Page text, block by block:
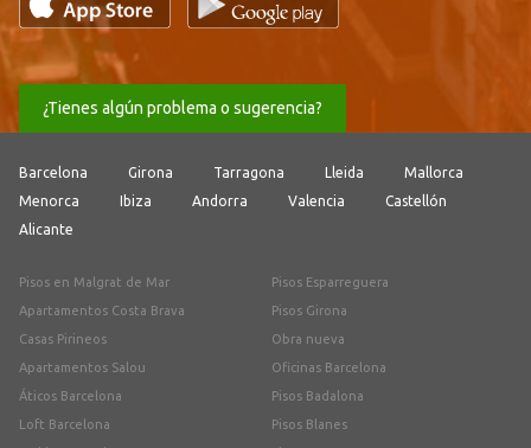
¿Tienes algún problema o sugerencia?
Barcelona Girona Tarragona Lleida
Mallorca
Menorca
Ibiza Andorra Valencia
Castellón
Alicante
Pisos en Malgrat de Mar
Apartamentos Costa Brava
Casas Pirineos
Apartamentos Salou
Áticos Barcelona
Loft Barcelona
Pisos Esparreguera
Pisos Girona
Obra nueva
Oficinas Barcelona
Pisos Badalona
Pisos Blanes